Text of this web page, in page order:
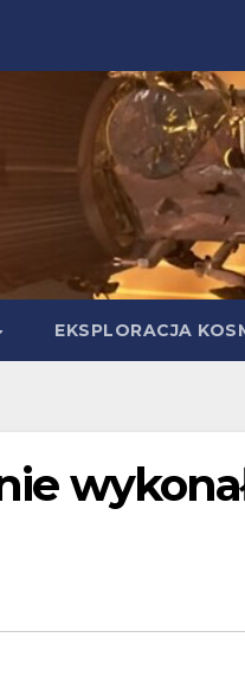
EKSPLORACJA